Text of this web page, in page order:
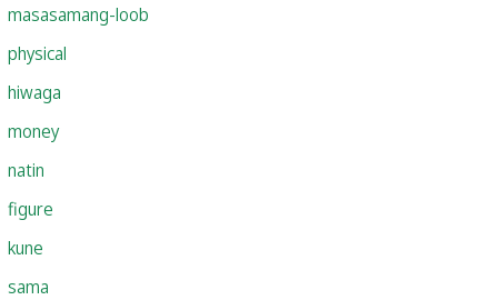
masasamang-loob
physical
hiwaga
money
natin
figure
kune
sama